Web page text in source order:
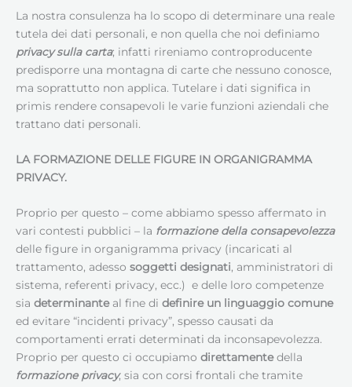
La nostra consulenza ha lo scopo di determinare una reale
tutela dei dati personali, e non quella che noi definiamo
privacy sulla carta; infatti rireniamo controproducente
predisporre una montagna di carte che nessuno conosce,
ma soprattutto non applica. Tutelare i dati significa in
primis rendere consapevoli le varie funzioni aziendali che
trattano dati personali.
LA FORMAZIONE DELLE FIGURE IN ORGANIGRAMMA
PRIVACY.
Proprio per questo – come abbiamo spesso affermato in
vari contesti pubblici – la formazione della consapevolezza
delle figure in organigramma privacy (incaricati al
trattamento, adesso soggetti designati, amministratori di
sistema, referenti privacy, ecc.) e delle loro competenze
sia determinante al fine di definire un linguaggio comune
ed evitare “incidenti privacy”, spesso causati da
comportamenti errati determinati da inconsapevolezza.
Proprio per questo ci occupiamo direttamentedella
formazione privacy, sia con corsi frontali che tramite